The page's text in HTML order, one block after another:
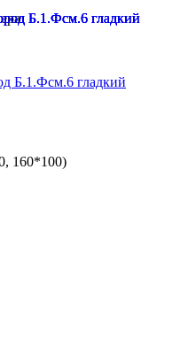
Б.1.Фсм.6 гладкий
160*100)